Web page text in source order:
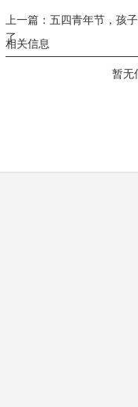
上一篇： 五四青年节，孩
了
相关信息
暂无